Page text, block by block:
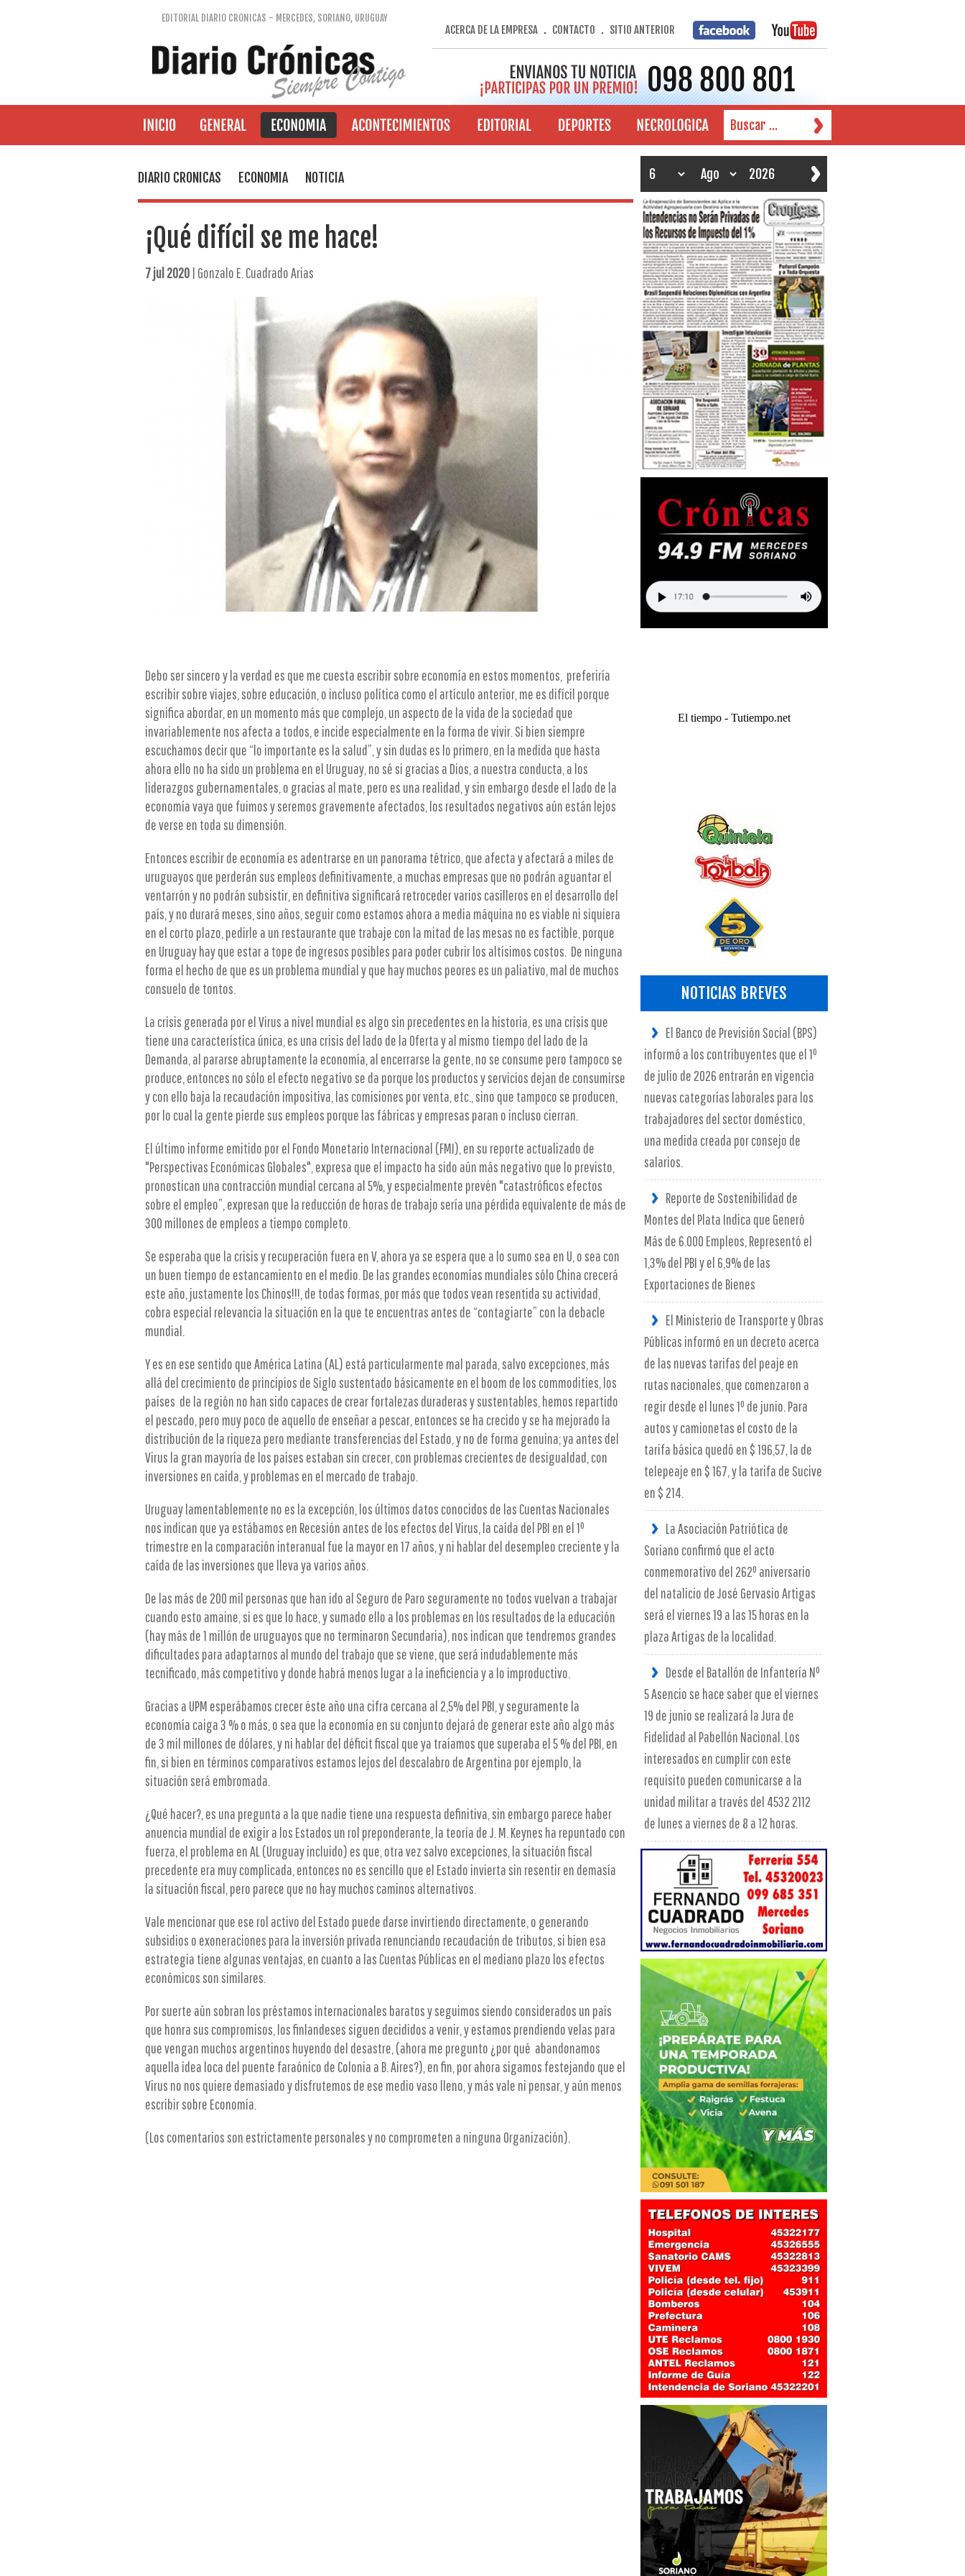
EDITORIAL DIARIO CRONICAS - MERCEDES, SORIANO, URUGUAY
ACERCA DE LA EMPRESA. CONTACTO . SITIO ANTERIOR
DIARIO CRONICAS ECONOMIA NOTICIA
¡Qué difícil se me hace!
7 jul 2020| Gonzalo E. Cuadrado Arias
Debo ser sincero y la verdad es que me cuesta escribir sobre economía en estos momentos, preferiría
escribir sobre viajes, sobre educación, o incluso política como el artículo anterior, me es difícil porque
significa abordar, en un momento más que complejo, un aspecto de la vida de la sociedad que
invariablemente nos afecta a todos, e incide especialmente en la forma de vivir. Si bien siempre
escuchamos decir que “lo importante es la salud”, y sin dudas es lo primero, en la medida que hasta
ahora ello no ha sido un problema en el Uruguay, no sé si gracias a Dios, a nuestra conducta, a los
liderazgos gubernamentales, o gracias al mate, pero es una realidad, y sin embargo desde el lado de la
economía vaya que fuimos y seremos gravemente afectados, los resultados negativos aún están lejos
de verse en toda su dimensión.
Entonces escribir de economía es adentrarse en un panorama tétrico, que afecta y afectará a miles de
uruguayos que perderán sus empleos definitivamente, a muchas empresas que no podrán aguantar el
ventarrón y no podrán subsistir, en definitiva significará retroceder varios casilleros en el desarrollo del
país, y no durará meses, sino años, seguir como estamos ahora a media máquina no es viable ni siquiera
en el corto plazo, pedirle a un restaurante que trabaje con la mitad de las mesas no es factible, porque
en Uruguay hay que estar a tope de ingresos posibles para poder cubrir los altísimos costos. De ninguna
forma el hecho de que es un problema mundial y que hay muchos peores es un paliativo, mal de muchos
consuelo de tontos.
La crisis generada por el Virus a nivel mundial es algo sin precedentes en la historia, es una crisis que
tiene una característica única, es una crisis del lado de la Oferta y al mismo tiempo del lado de la
Demanda, al pararse abruptamente la economía, al encerrarse la gente, no se consume pero tampoco se
produce, entonces no sólo el efecto negativo se da porque los productos y servicios dejan de consumirse
y con ello baja la recaudación impositiva, las comisiones por venta, etc., sino que tampoco se producen,
por lo cual la gente pierde sus empleos porque las fábricas y empresas paran o incluso cierran.
El último informe emitido por el Fondo Monetario Internacional (FMI), en su reporte actualizado de
"Perspectivas Económicas Globales", expresa que el impacto ha sido aún más negativo que lo previsto,
pronostican una contracción mundial cercana al 5%, y especialmente prevén "catastróficos efectos
sobre el empleo”, expresan que la reducción de horas de trabajo sería una pérdida equivalente de más de
300 millones de empleos a tiempo completo.
Se esperaba que la crisis y recuperación fuera en V, ahora ya se espera que a lo sumo sea en U, o sea con
un buen tiempo de estancamiento en el medio. De las grandes economías mundiales sólo China crecerá
este año, justamente los Chinos!!!, de todas formas, por más que todos vean resentida su actividad,
cobra especial relevancia la situación en la que te encuentras antes de “contagiarte” con la debacle
mundial.
Y es en ese sentido que América Latina (AL) está particularmente mal parada, salvo excepciones, más
allá del crecimiento de principios de Siglo sustentado básicamente en el boom de los commodities, los
países de la región no han sido capaces de crear fortalezas duraderas y sustentables, hemos repartido
el pescado, pero muy poco de aquello de enseñar a pescar, entonces se ha crecido y se ha mejorado la
distribución de la riqueza pero mediante transferencias del Estado, y no de forma genuina; ya antes del
Virus la gran mayoría de los países estaban sin crecer, con problemas crecientes de desigualdad, con
inversiones en caída, y problemas en el mercado de trabajo.
Uruguay lamentablemente no es la excepción, los últimos datos conocidos de las Cuentas Nacionales
nos indican que ya estábamos en Recesión antes de los efectos del Virus, la caída del PBI en el 1º
trimestre en la comparación interanual fue la mayor en 17 años, y ni hablar del desempleo creciente y la
caída de las inversiones que lleva ya varios años.
De las más de 200 mil personas que han ido al Seguro de Paro seguramente no todos vuelvan a trabajar
cuando esto amaine, si es que lo hace, y sumado ello a los problemas en los resultados de la educación
(hay más de 1 millón de uruguayos que no terminaron Secundaria), nos indican que tendremos grandes
dificultades para adaptarnos al mundo del trabajo que se viene, que será indudablemente más
tecnificado, más competitivo y donde habrá menos lugar a la ineficiencia y a lo improductivo.
Gracias a UPM esperábamos crecer éste año una cifra cercana al 2,5% del PBI, y seguramente la
economía caiga 3 % o más, o sea que la economía en su conjunto dejará de generar este año algo más
de 3 mil millones de dólares, y ni hablar del déficit fiscal que ya traíamos que superaba el 5 % del PBI, en
fin, si bien en términos comparativos estamos lejos del descalabro de Argentina por ejemplo, la
situación será embromada.
¿Qué hacer?, es una pregunta a la que nadie tiene una respuesta definitiva, sin embargo parece haber
anuencia mundial de exigir a los Estados un rol preponderante, la teoría de J. M. Keynes ha repuntado con
fuerza, el problema en AL (Uruguay incluido) es que, otra vez salvo excepciones, la situación fiscal
precedente era muy complicada, entonces no es sencillo que el Estado invierta sin resentir en demasía
la situación fiscal, pero parece que no hay muchos caminos alternativos.
Vale mencionar que ese rol activo del Estado puede darse invirtiendo directamente, o generando
subsidios o exoneraciones para la inversión privada renunciando recaudación de tributos, si bien esa
estrategia tiene algunas ventajas, en cuanto a las Cuentas Públicas en el mediano plazo los efectos
económicos son similares.
Por suerte aún sobran los préstamos internacionales baratos y seguimos siendo considerados un país
que honra sus compromisos, los finlandeses siguen decididos a venir, y estamos prendiendo velas para
que vengan muchos argentinos huyendo del desastre, (ahora me pregunto ¿por qué abandonamos
aquella idea loca del puente faraónico de Colonia a B. Aires?), en fin, por ahora sigamos festejando que el
Virus no nos quiere demasiado y disfrutemos de ese medio vaso lleno, y más vale ni pensar, y aún menos
escribir sobre Economía.
(Los comentarios son estrictamente personales y no comprometen a ninguna Organización).
El tiempo - Tutiempo.net
NOTICIAS BREVES
El Banco de Previsión Social (BPS)
informó a los contribuyentes que el 1º
de julio de 2026 entrarán en vigencia
nuevas categorías laborales para los
trabajadores del sector doméstico,
una medida creada por consejo de
salarios.
Reporte de Sostenibilidad de
Montes del Plata Indica que Generó
Más de 6.000 Empleos, Representó el
1,3% del PBI y el 6,9% de las
Exportaciones de Bienes
El Ministerio de Transporte y Obras
Públicas informó en un decreto acerca
de las nuevas tarifas del peaje en
rutas nacionales, que comenzaron a
regir desde el lunes 1º de junio. Para
autos y camionetas el costo de la
tarifa básica quedó en $ 196,57, la de
telepeaje en $ 167, y la tarifa de Sucive
en $ 214.
La Asociación Patriótica de
Soriano confirmó que el acto
conmemorativo del 262º aniversario
del natalicio de José Gervasio Artigas
será el viernes 19 a las 15 horas en la
plaza Artigas de la localidad.
Desde el Batallón de Infantería Nº
5 Asencio se hace saber que el viernes
19 de junio se realizará la Jura de
Fidelidad al Pabellón Nacional. Los
interesados en cumplir con este
requisito pueden comunicarse a la
unidad militar a través del 4532 2112
de lunes a viernes de 8 a 12 horas.